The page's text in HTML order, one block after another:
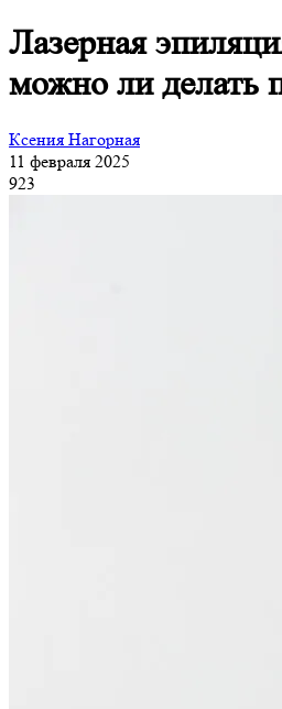
Лазерная
можно ли делать
Ксения Нагорная
11 февраля 2025
923